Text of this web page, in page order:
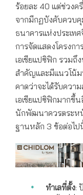
ร้อยละ 40 แต่ช่วงค
จากมีกฏบังคับควบคุ
ธนาคารแห่งประเท
การจัดแสดงโครงก
เอเชียแปซิฟิก รวมถึ
สำคัญและมีแนวโน้
คาดว่าจะได้รับควา
เอเชียแปซิฟิกมากขึ้น
นักพัฒนาควรตระห
ฐานหลัก 3 ข้อต่อไ
ทำเลที่ตั้ง: